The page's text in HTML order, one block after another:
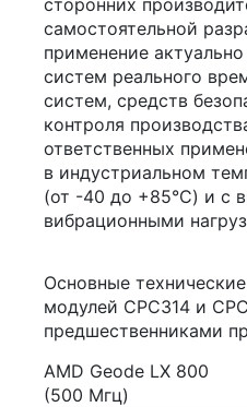
самостоятельной
применение
систем реального
систем, средств
контроля
ответственных
в индустриальном
(от -40 до +85°C) и с
вибрационными
Основные
модулей CPC314 и
предшественниками
AMD Geode LX 800
(500 Мгц)